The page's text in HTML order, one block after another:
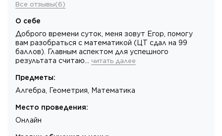
Все отзывы(6)
О себе
Доброго времени суток, меня зовут Егор, помогу
вам разобраться с математикой (ЦТ сдал на 99
баллов). Главным аспектом для успешного
результата считаю… читать далее
Предметы:
Алгебра, Геометрия, Математика
Место проведения:
Онлайн